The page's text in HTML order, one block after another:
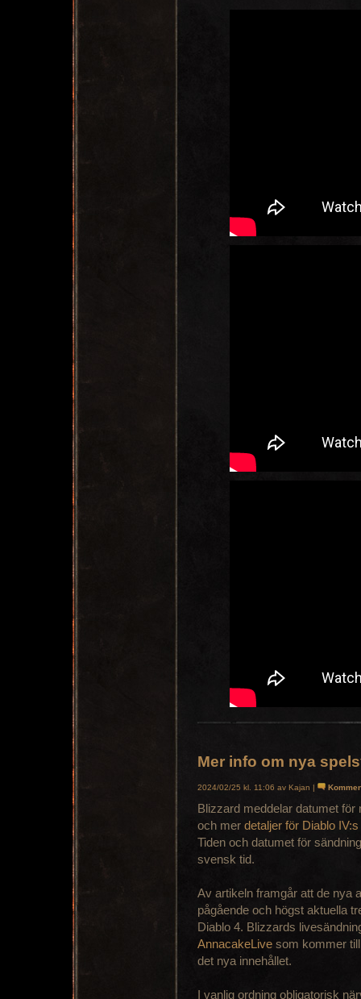
Mer info om nya
2024/02/25 kl. 11:06 av Kajan |
Blizzard meddelar datumet
och mer detaljer för Diablo
Tiden och datumet för
svensk tid.
Av artikeln framgår att de nya
pågående och högst aktuella
Diablo 4. Blizzards
AnnacakeLive som kommer
det nya innehållet.
I vanlig ordning obligatorisk